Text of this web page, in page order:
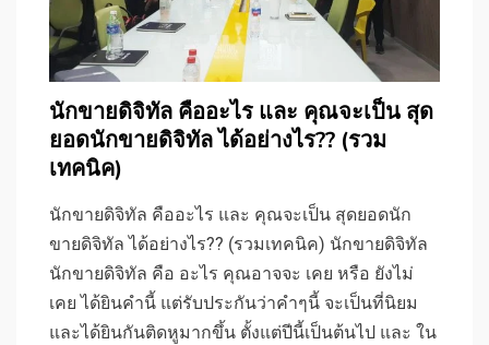
นักขายดิจิทัล คืออะไร และ คุณจะเป็น สุด
ยอดนักขายดิจิทัล ได้อย่างไร?? (รวม
เทคนิค)
นักขายดิจิทัล คืออะไร และ คุณจะเป็น สุดยอดนัก
ขายดิจิทัล ได้อย่างไร?? (รวมเทคนิค) นักขายดิจิทัล
นักขายดิจิทัล คือ อะไร คุณอาจจะ เคย หรือ ยังไม่
เคย ได้ยินคำนี้ แต่รับประกันว่าคำๆนี้ จะเป็นที่นิยม
และได้ยินกันติดหูมากขึ้น ตั้งแต่ปีนี้เป็นต้นไป และ ใน